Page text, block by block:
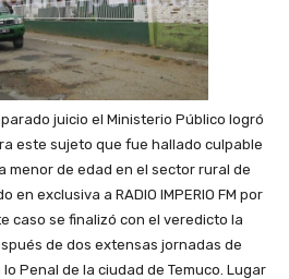
juicio el Ministerio Público logró
este sujeto que fue hallado culpable
menor de edad en el sector rural de
en exclusiva a RADIO IMPERIO FM por
caso se finalizó con el veredicto la
de dos extensas jornadas de
Penal de la ciudad de Temuco. Lugar